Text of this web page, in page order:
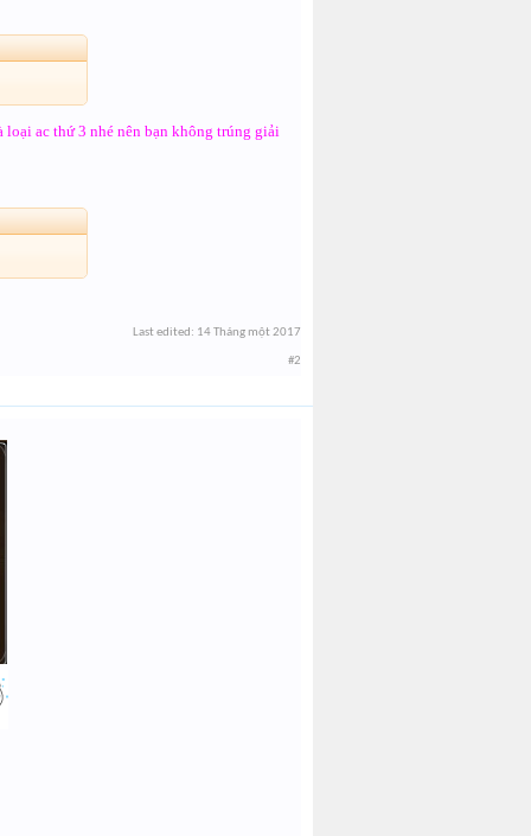
ac thứ 3 nhé nên bạn không trúng giải
Last edited: 14 Tháng một 2017
#2